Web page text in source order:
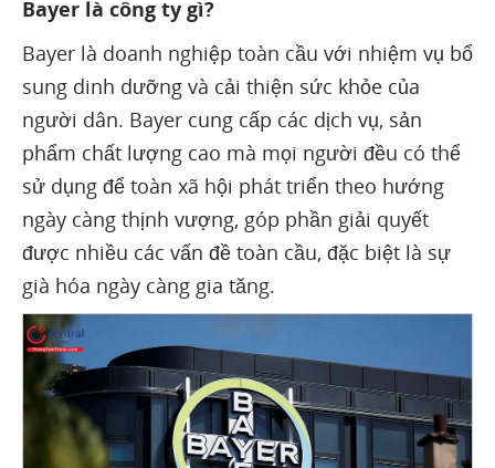
Bayer là công ty gì?
Bayer là doanh nghiệp toàn cầu với nhiệm vụ bổ
sung dinh dưỡng và cải thiện sức khỏe của
người dân. Bayer cung cấp các dịch vụ, sản
phẩm chất lượng cao mà mọi người đều có thể
sử dụng để toàn xã hội phát triển theo hướng
ngày càng thịnh vượng, góp phần giải quyết
được nhiều các vấn đề toàn cầu, đặc biệt là sự
già hóa ngày càng gia tăng.